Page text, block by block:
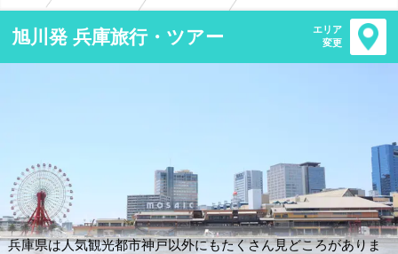
旭川発 兵庫旅行・ツアー
エリア
変更
兵庫県は人気観光都市神戸以外にもたくさん見どころがありま